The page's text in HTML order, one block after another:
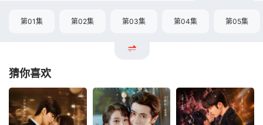
第01集 第02集 第03集 第04集 第05集
猜你喜欢